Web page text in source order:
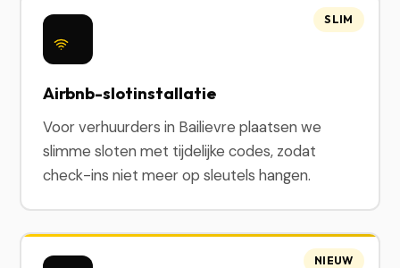
Airbnb-slotinstallatie
Voor verhuurders in Bailievre plaatsen we
slimme sloten met tijdelijke codes, zodat
check-ins niet meer op sleutels hangen.
SLIM
NIEUW